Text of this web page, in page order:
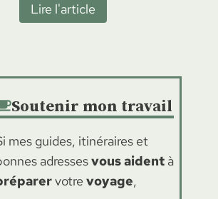
p
t
d
e
7
,
1
i
a
e
s
d
e
Lire l'articleL
e
p
u
s
b
Soutenir mon travail
mes guides, itinéraires et
adressesvous aidentà
votre voyage,